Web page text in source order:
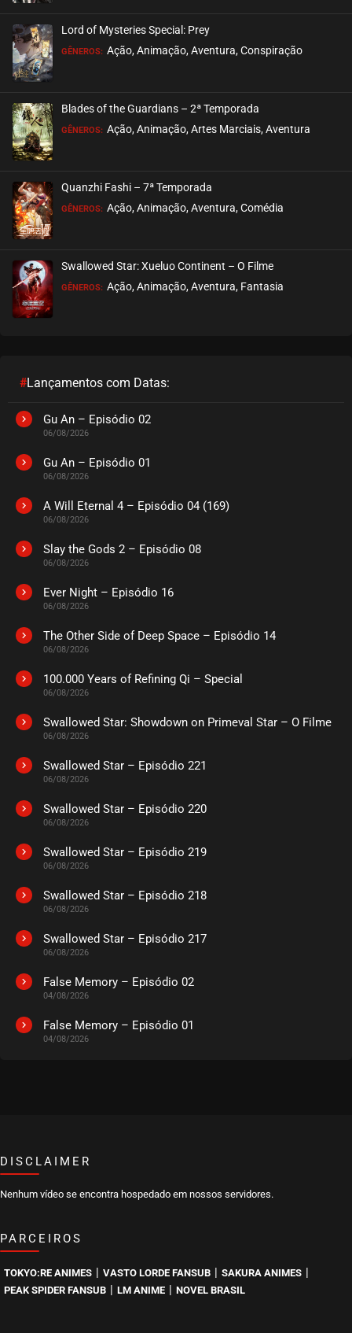
Lord of Mysteries Special: Prey
GÊNEROS: Ação, Animação, Aventura, Conspiração
Blades of the Guardians – 2ª Temporada
GÊNEROS: Ação, Animação, Artes Marciais, Aventura
Quanzhi Fashi – 7ª Temporada
GÊNEROS: Ação, Animação, Aventura, Comédia
Swallowed Star: Xueluo Continent – O Filme
GÊNEROS: Ação, Animação, Aventura, Fantasia
#Lançamentos com Datas:
Gu An – Episódio 02
06/08/2026
Gu An – Episódio 01
06/08/2026
A Will Eternal 4 – Episódio 04 (169)
06/08/2026
Slay the Gods 2 – Episódio 08
06/08/2026
Ever Night – Episódio 16
06/08/2026
The Other Side of Deep Space – Episódio 14
06/08/2026
100.000 Years of Refining Qi – Special
06/08/2026
Swallowed Star: Showdown on Primeval Star – O Filme
06/08/2026
Swallowed Star – Episódio 221
06/08/2026
Swallowed Star – Episódio 220
06/08/2026
Swallowed Star – Episódio 219
06/08/2026
Swallowed Star – Episódio 218
06/08/2026
Swallowed Star – Episódio 217
06/08/2026
False Memory – Episódio 02
04/08/2026
False Memory – Episódio 01
04/08/2026
DISCLAIMER
Nenhum vídeo se encontra hospedado em nossos servidores.
PARCEIROS
TOKYO:RE ANIMES VASTO LORDE FANSUB SAKURA ANIMES
PEAK SPIDER FANSUB LM ANIME NOVEL BRASIL